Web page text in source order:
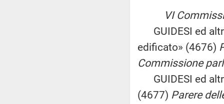
VI
GUIDESI ed
edificato» (4676)
Commissione
GUIDESI ed
(4677) Parere